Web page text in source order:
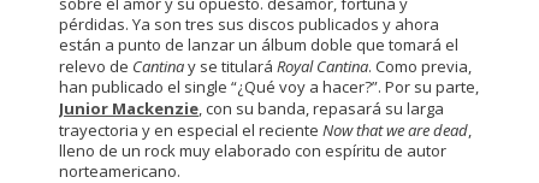
pérdidas. Ya son tres sus discos publicados y ahora
están a punto de lanzar un álbum doble que tomará el
relevo de Cantinay se titulará Royal Cantina. Como previa,
han publicado el single “¿Qué voy a hacer?”. Por su parte,
Junior Mackenzie, con su banda, repasará su larga
trayectoria y en especial el reciente Now that we are dead,
lleno de un rock muy elaborado con espíritu de autor
norteamericano.